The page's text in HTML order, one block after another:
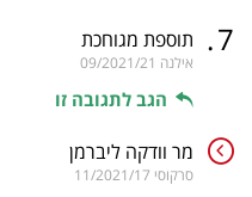
7
. תוספת מגוחכת
אילנה 09/2021/21
הגב לתגובה זו
מר וודקה ליברמן
סרקוסי 11/2021/17